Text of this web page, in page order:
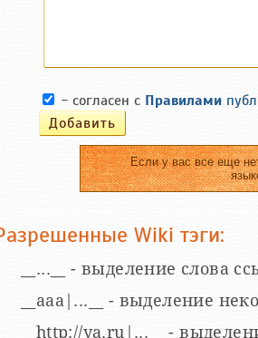
- согласен с Правилами
Если у вас все еще
Wiki тэги:
__...__ - выделение слова
__aaa|...__ - выделение
__http://ya.ru|...__ -